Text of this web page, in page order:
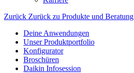
Zurück Zurück zu Produkte und Beratung
Deine Anwendungen
Unser Produktportfolio
Konfigurator
Broschüren
Daikin Infosession